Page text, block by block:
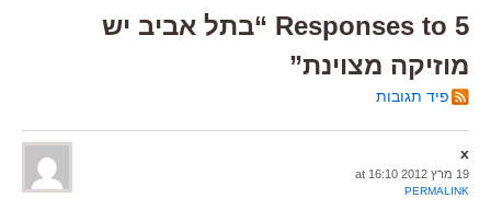
5 Responses to “בתל אביב יש
מוזיקה מצוינת”
פיד תגובות
x
19 מרץ 2012 at 16:10
PERMALINK